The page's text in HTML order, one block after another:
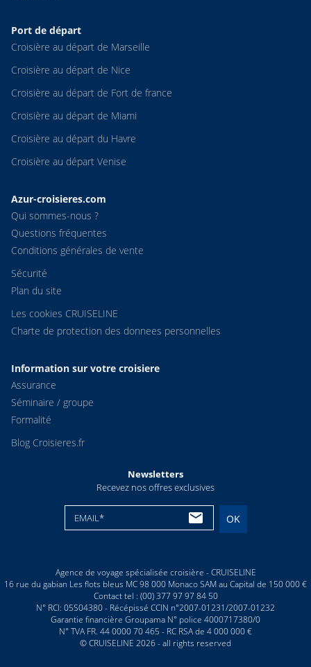
Port de départ
Croisière au départ de Marseille
Croisière au départ de Nice
Croisière au départ de Fort de france
Croisière au départ de Miami
Croisière au départ du Havre
Croisière au départ Venise
Azur-croisieres.com
Qui sommes-nous ?
Questions fréquentes
Conditions générales de vente
Sécurité
Plan du site
Les cookies CRUISELINE
Charte de protection des donnees personnelles
Information sur votre croisiere
Assurance
Séminaire / groupe
Formalité
Blog Croisieres.fr
Newsletters
Recevez nos offres exclusives
EMAIL* OK
Agence de voyage spécialisée croisière - CRUISELINE
16 rue du gabian Les flots bleus MC 98 000 Monaco SAM au Capital de 150 000 €
Contact tel : (00) 377 97 97 84 50
N° RCI: 05S04380 - Récépissé CCIN n°2007-01231/2007-01232
Garantie financière Groupama N° police 4000717380/0
N° TVA FR. 44 0000 70 465 - RC RSA de 4 000 000 €
© CRUISELINE 2026 - all rights reserved